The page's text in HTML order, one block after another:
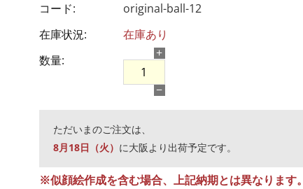
コード:
original-ball-12
在庫状況:
在庫あり
数量:
+
−
ただいまのご注文は、
8月18日（火） に大阪より出荷予定です。
※似顔絵作成を含む場合、上記納期とは異なります。